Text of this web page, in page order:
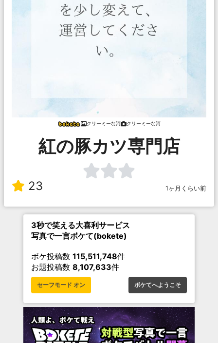
クリーミーな河 クリーミーな河
紅の豚カツ専門店
23 1ヶ月くらい前
3秒で笑える大喜利サービス
写真で一言ボケて(bokete)
ボケ投稿数 115,511,748件
お題投稿数 8,107,633件
セーフモード オン ボケてへようこそ